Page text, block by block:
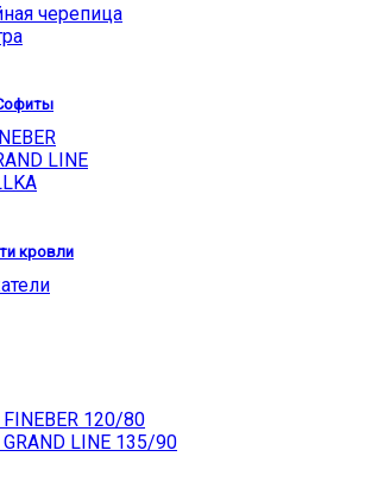
черепица
LINE
кровли
120/80
LINE 135/90